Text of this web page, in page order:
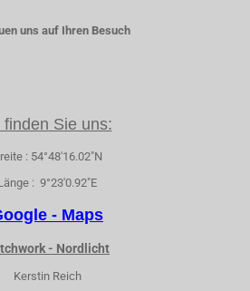
uns auf Ihren Besuch
finden Sie uns:
: 54°48'16.02"N
: 9°23'0.92"E
- Maps
- Nordlicht
Kerstin Reich